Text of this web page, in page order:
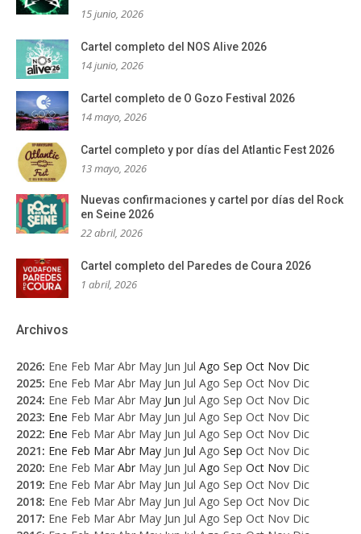
15 junio, 2026
Cartel completo del NOS Alive 2026
14 junio, 2026
Cartel completo de O Gozo Festival 2026
14 mayo, 2026
Cartel completo y por días del Atlantic Fest 2026
13 mayo, 2026
Nuevas confirmaciones y cartel por días del Rock
en Seine 2026
22 abril, 2026
Cartel completo del Paredes de Coura 2026
1 abril, 2026
Archivos
2026: Ene Feb Mar Abr May Jun Jul Ago Sep Oct Nov Dic
2025: Ene Feb Mar Abr May Jun Jul Ago Sep Oct Nov Dic
2024: Ene Feb Mar Abr May Jun Jul Ago Sep Oct Nov Dic
2023: Ene Feb Mar Abr May Jun Jul Ago Sep Oct Nov Dic
2022: Ene Feb Mar Abr May Jun Jul Ago Sep Oct Nov Dic
2021: Ene Feb Mar Abr May Jun Jul Ago Sep Oct Nov Dic
2020: Ene Feb Mar Abr May Jun Jul Ago Sep Oct Nov Dic
2019: Ene Feb Mar Abr May Jun Jul Ago Sep Oct Nov Dic
2018: Ene Feb Mar Abr May Jun Jul Ago Sep Oct Nov Dic
2017: Ene Feb Mar Abr May Jun Jul Ago Sep Oct Nov Dic